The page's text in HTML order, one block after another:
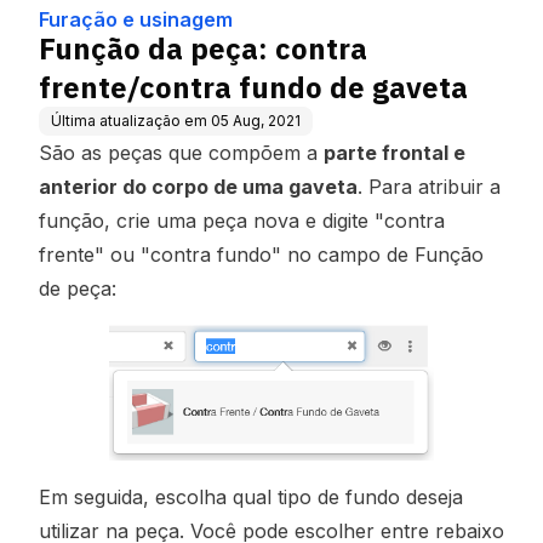
Furação e usinagem
Função da peça: contra
frente/contra fundo de gaveta
Última atualização em 05 Aug, 2021
São as peças que compõem a parte frontal e
anterior do corpo de uma gaveta. Para atribuir a
função, crie uma peça nova e digite "contra
frente" ou "contra fundo" no campo de Função
de peça:
Em seguida, escolha qual tipo de fundo deseja
utilizar na peça. Você pode escolher entre rebaixo